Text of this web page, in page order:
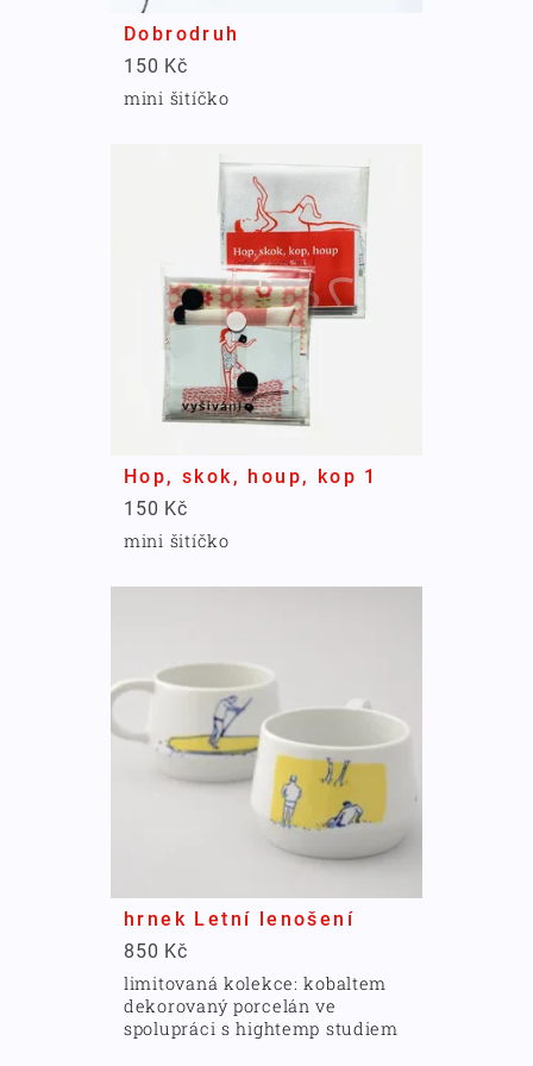
Dobrodruh
150 Kč
mini šitíčko
Hop, skok, houp, kop 1
150 Kč
mini šitíčko
hrnek Letní lenošení
850 Kč
limitovaná kolekce: kobaltem
dekorovaný porcelán ve
spolupráci s hightemp studiem